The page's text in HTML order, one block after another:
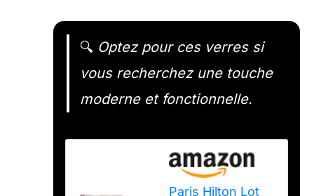
🔍 Optez pour ces verres si
vous recherchez une touche
moderne et fonctionnelle.
Paris Hilton Lot